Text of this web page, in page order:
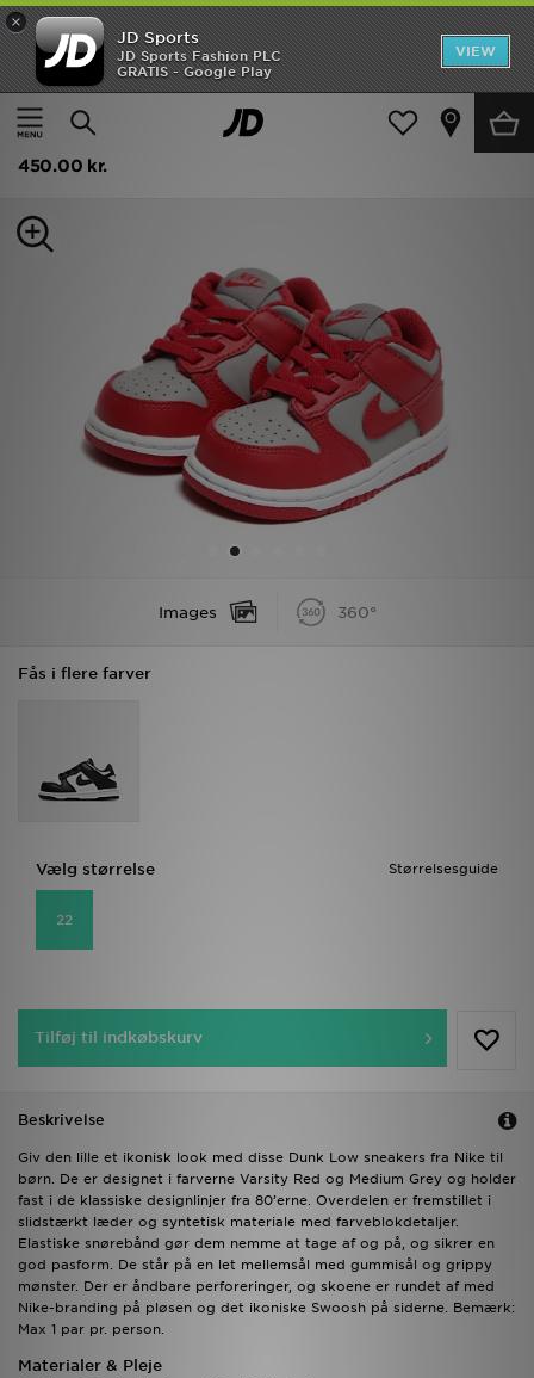
×
JD Sports
JD Sports Fashion PLC
GRATIS - Google Play
VIEW
Hjem
Børn Babysko (Størrelse 15-27) Alle Trainers
Nike Dunk Low Småbørn
450.00 kr.
Images 360°
Fås i flere farver
Størrelsesguide
Vælg størrelse
22
Tilføj til indkøbskurv
Beskrivelse
Giv den lille et ikonisk look med disse Dunk Low sneakers fra Nike til
børn. De er designet i farverne Varsity Red og Medium Grey og holder
fast i de klassiske designlinjer fra 80’erne. Overdelen er fremstillet i
slidstærkt læder og syntetisk materiale med farveblokdetaljer.
Elastiske snørebånd gør dem nemme at tage af og på, og sikrer en
god pasform. De står på en let mellemsål med gummisål og grippy
mønster. Der er åndbare perforeringer, og skoene er rundet af med
Nike-branding på pløsen og det ikoniske Swoosh på siderne. Bemærk:
Max 1 par pr. person.
Materialer & Pleje
Hjem
Udsalg
Damer
JD Blog